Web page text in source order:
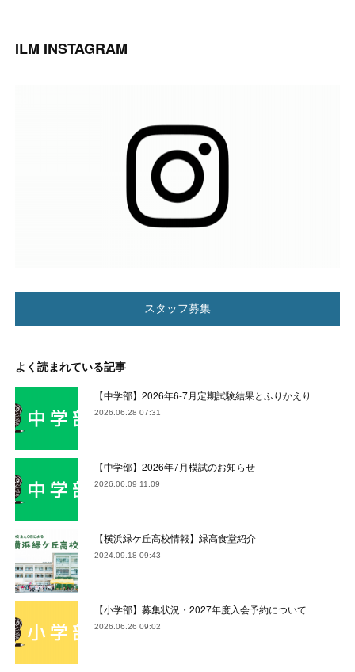
ILM INSTAGRAM
スタッフ募集
よく読まれている記事
【中学部】2026年6-7月定期試験結果とふりかえり
2026.06.28 07:31
【中学部】2026年7月模試のお知らせ
2026.06.09 11:09
【横浜緑ケ丘高校情報】緑高食堂紹介
2024.09.18 09:43
【小学部】募集状況・2027年度入会予約について
2026.06.26 09:02